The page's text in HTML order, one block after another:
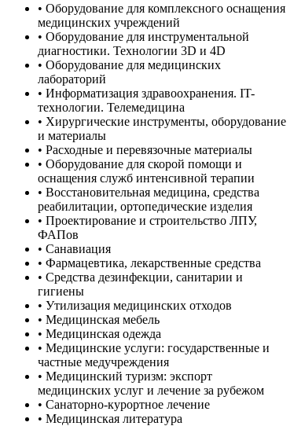
• Оборудование для комплексного оснащения
медицинских учреждений
• Оборудование для инструментальной
диагностики. Технологии 3D и 4D
• Оборудование для медицинских
лабораторий
• Информатизация здравоохранения. IT-
технологии. Телемедицина
• Хирургические инструменты, оборудование
и материалы
• Расходные и перевязочные материалы
• Оборудование для скорой помощи и
оснащения служб интенсивной терапии
• Восстановительная медицина, средства
реабилитации, ортопедические изделия
• Проектирование и строительство ЛПУ,
ФАПов
• Санавиация
• Фармацевтика, лекарственные средства
• Средства дезинфекции, санитарии и
гигиены
• Утилизация медицинских отходов
• Медицинская мебель
• Медицинская одежда
• Медицинские услуги: государственные и
частные медучреждения
• Медицинский туризм: экспорт
медицинских услуг и лечение за рубежом
• Санаторно-курортное лечение
• Медицинская литература